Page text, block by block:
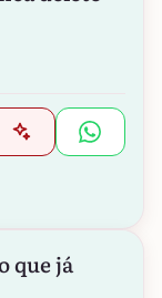
que já